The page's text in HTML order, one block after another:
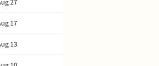
27
17
13